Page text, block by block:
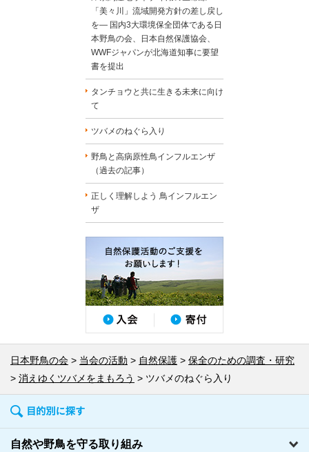
「美々川」流域開発方針の差し戻し
を― 国内3大環境保全団体である日
本野鳥の会、日本自然保護協会、
WWFジャパンが北海道知事に要望
書を提出
タンチョウと共に生きる未来に向け
て
ツバメのねぐら入り
野鳥と高病原性鳥インフルエンザ
（過去の記事）
正しく理解しよう 鳥インフルエン
ザ
日本野鳥の会 当会の活動 自然保護
保全のための調査・研究
消えゆくツバメをまもろう
ツバメのねぐら入り
自然や野鳥を守る取り組み